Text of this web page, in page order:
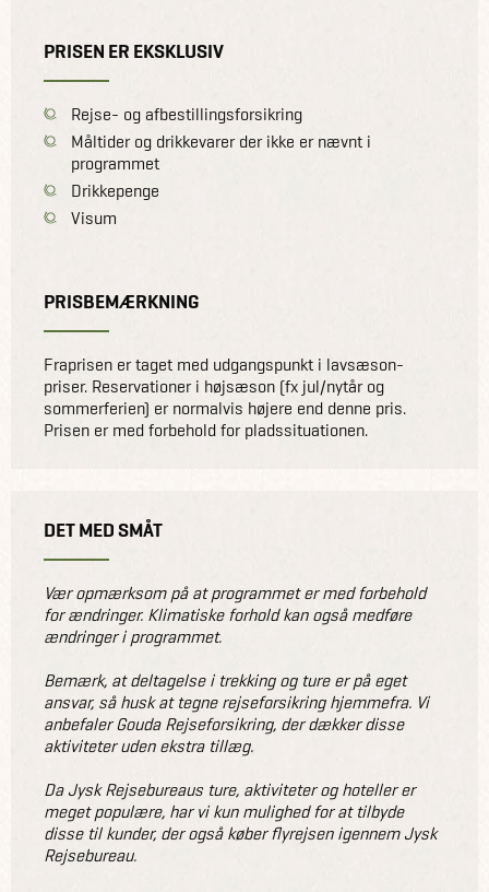
PRISEN ER EKSKLUSIV
Rejse- og afbestillingsforsikring
Måltider og drikkevarer der ikke er nævnt i
programmet
Drikkepenge
Visum
PRISBEMÆRKNING
Fraprisen er taget med udgangspunkt i lavsæson-
priser. Reservationer i højsæson (fx jul/nytår og
sommerferien) er normalvis højere end denne pris.
Prisen er med forbehold for pladssituationen.
DET MED SMÅT
Vær opmærksom på at programmet er med forbehold
for ændringer. Klimatiske forhold kan også medføre
ændringer i programmet.
Bemærk, at deltagelse i trekking og ture er på eget
ansvar, så husk at tegne rejseforsikring hjemmefra. Vi
anbefaler Gouda Rejseforsikring, der dækker disse
aktiviteter uden ekstra tillæg.
Da Jysk Rejsebureaus ture, aktiviteter og hoteller er
meget populære, har vi kun mulighed for at tilbyde
disse til kunder, der også køber flyrejsen igennem Jysk
Rejsebureau.